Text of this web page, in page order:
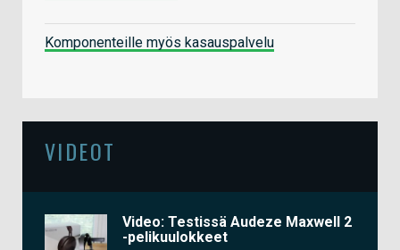
Komponenteille myös kasauspalvelu
VIDEOT
Video: Testissä Audeze Maxwell 2
-pelikuulokkeet